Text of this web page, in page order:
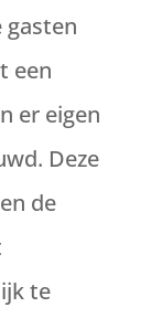
gasten
een
er eigen
Deze
de
te